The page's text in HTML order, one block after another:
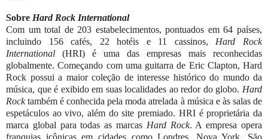
Sobre Hard Rock International
Com um total de 203 estabelecimentos, pontuados em 64 países,
incluindo 156 cafés, 22 hotéis e 11 cassinos, Hard Rock
International (HRI) é uma das empresas mais reconhecidas
globalmente. Começando com uma guitarra de Eric Clapton, Hard
Rock possui a maior coleção de interesse histórico do mundo da
música, que é exibido em suas localidades ao redor do globo. Hard
Rocktambém é conhecida pela moda atrelada à música e às salas de
espetáculos ao vivo, além do site premiado. HRI é proprietária da
marca global para todas as marcas Hard Rock. A empresa opera
franquias icônicas em cidades como Londres, Nova York, São